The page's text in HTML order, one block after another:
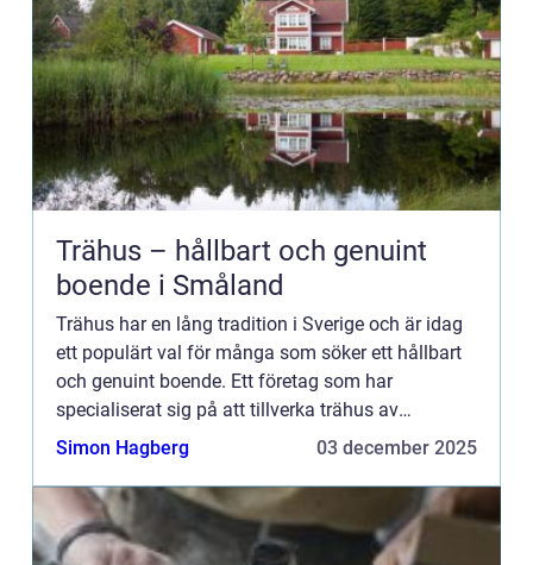
Trähus – hållbart och genuint
boende i Småland
Trähus har en lång tradition i Sverige och är idag
ett populärt val för många som söker ett hållbart
och genuint boende. Ett företag som har
specialiserat sig på att tillverka trähus av
h&oum...
Simon Hagberg 03 december 2025